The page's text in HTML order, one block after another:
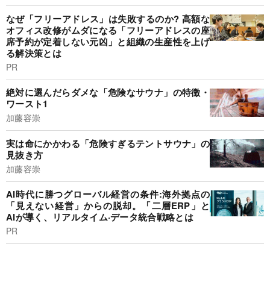
なぜ「フリーアドレス」は失敗するのか? 高額な
オフィス改修がムダになる「フリーアドレスの座
席予約が定着しない元凶」と組織の生産性を上げ
る解決策とは
PR
絶対に選んだらダメな「危険なサウナ」の特徴・
ワースト1
加藤容崇
実は命にかかわる「危険すぎるテントサウナ」の
見抜き方
加藤容崇
AI時代に勝つグローバル経営の条件:海外拠点の
「見えない経営」からの脱却。「二層ERP」と
AIが導く、リアルタイム·データ統合戦略とは
PR